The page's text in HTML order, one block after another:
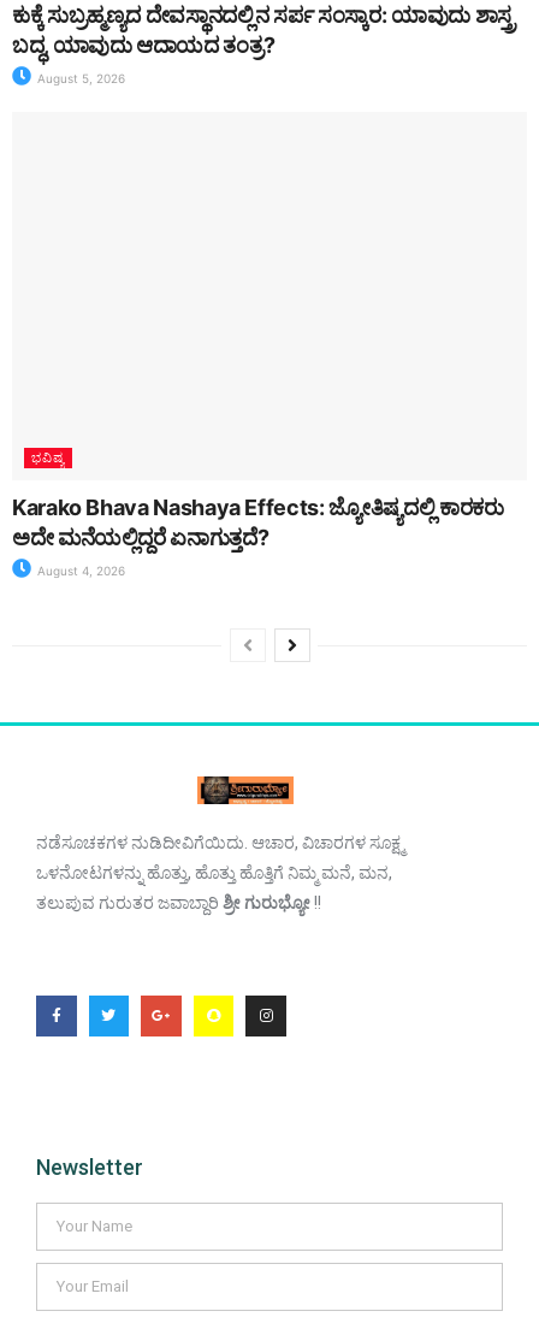
ಕುಕ್ಕೆ ಸುಬ್ರಹ್ಮಣ್ಯದ ದೇವಸ್ಥಾನದಲ್ಲಿನ ಸರ್ಪ ಸಂಸ್ಕಾರ: ಯಾವುದು ಶಾಸ್ತ್ರ
ಬದ್ಧ, ಯಾವುದು ಆದಾಯದ ತಂತ್ರ?
August 5, 2026
ಭವಿಷ್ಯ
Karako Bhava Nashaya Effects: ಜ್ಯೋತಿಷ್ಯದಲ್ಲಿ ಕಾರಕರು
ಅದೇ ಮನೆಯಲ್ಲಿದ್ದರೆ ಏನಾಗುತ್ತದೆ?
August 4, 2026
ನಡೆಸೂಚಕಗಳ ನುಡಿದೀವಿಗೆಯಿದು. ಆಚಾರ, ವಿಚಾರಗಳ ಸೂಕ್ಷ್ಮ
ಒಳನೋಟಗಳನ್ನು ಹೊತ್ತು, ಹೊತ್ತು ಹೊತ್ತಿಗೆ ನಿಮ್ಮ ಮನೆ, ಮನ,
ತಲುಪುವ ಗುರುತರ ಜವಾಬ್ದಾರಿ ಶ್ರೀ ಗುರುಭ್ಯೋ!!
Newsletter